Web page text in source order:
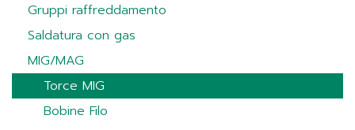
Gruppi raffreddamento
Saldatura con gas
MIG/MAG
Torce MIG
Bobine Filo